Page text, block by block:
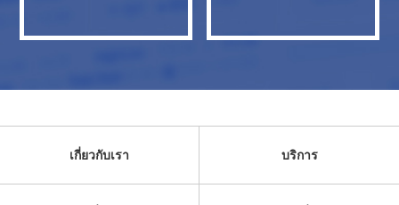
เกี่ยวกับเรา บริการ